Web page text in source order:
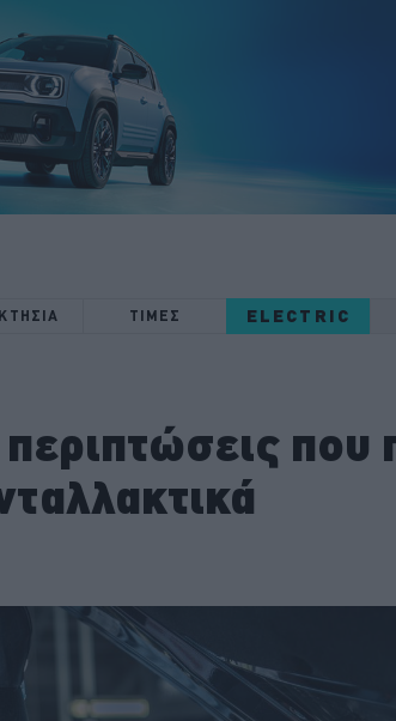
ΤΙΜΕΣ ELECTRIC
που